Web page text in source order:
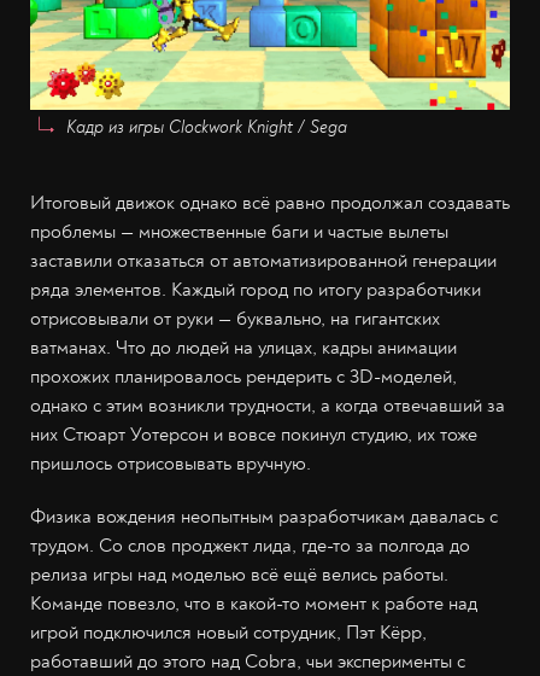
Кадр из игры Clockwork Knight / Sega
Итоговый движок однако всё равно продолжал создавать
проблемы — множественные баги и частые вылеты
заставили отказаться от автоматизированной генерации
ряда элементов. Каждый город по итогу разработчики
отрисовывали от руки — буквально, на гигантских
ватманах. Что до людей на улицах, кадры анимации
прохожих планировалось рендерить с 3D-моделей,
однако с этим возникли трудности, а когда отвечавший за
них Стюарт Уотерсон и вовсе покинул студию, их тоже
пришлось отрисовывать вручную.
Физика вождения неопытным разработчикам давалась с
трудом. Со слов проджект лида, где-то за полгода до
релиза игры над моделью всё ещё велись работы.
Команде повезло, что в какой-то момент к работе над
игрой подключился новый сотрудник, Пэт Кёрр,
работавший до этого над Cobra, чьи эксперименты с